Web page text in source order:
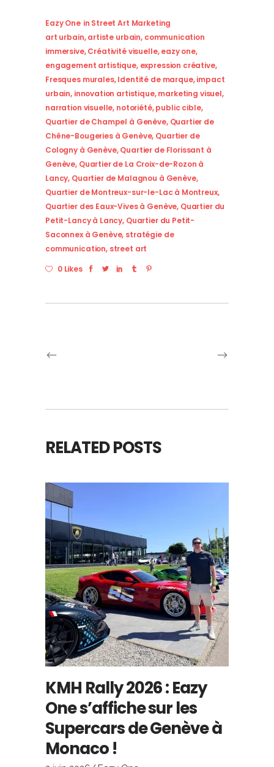
Eazy One in Street Art Marketing
art urbain,artiste urbain, communication
immersive,Créativité visuelle,eazy one,
engagement artistique, expression créative,
Fresques murales,Identité de marque,impact
urbain, innovation artistique,marketing visuel,
narration visuelle, notoriété,public cible,
Quartier de Champel à Genève, Quartier de
Chêne-Bougeries à Genève, Quartier de
Cologny à Genève,Quartier de Florissant à
Genève, Quartier de La Croix-de-Rozon à
Lancy, Quartier de Malagnou à Genève,
Quartier de Montreux-sur-le-Lac à Montreux,
Quartier des Eaux-Vives à Genève, Quartier du
Petit-Lancy à Lancy, Quartier du Petit-
Saconnex à Genève, stratégie de
communication, street art
0 Likes
RELATED POSTS
KMH Rally 2026 : Eazy
One s’affiche sur les
Supercars de Genève à
Monaco !